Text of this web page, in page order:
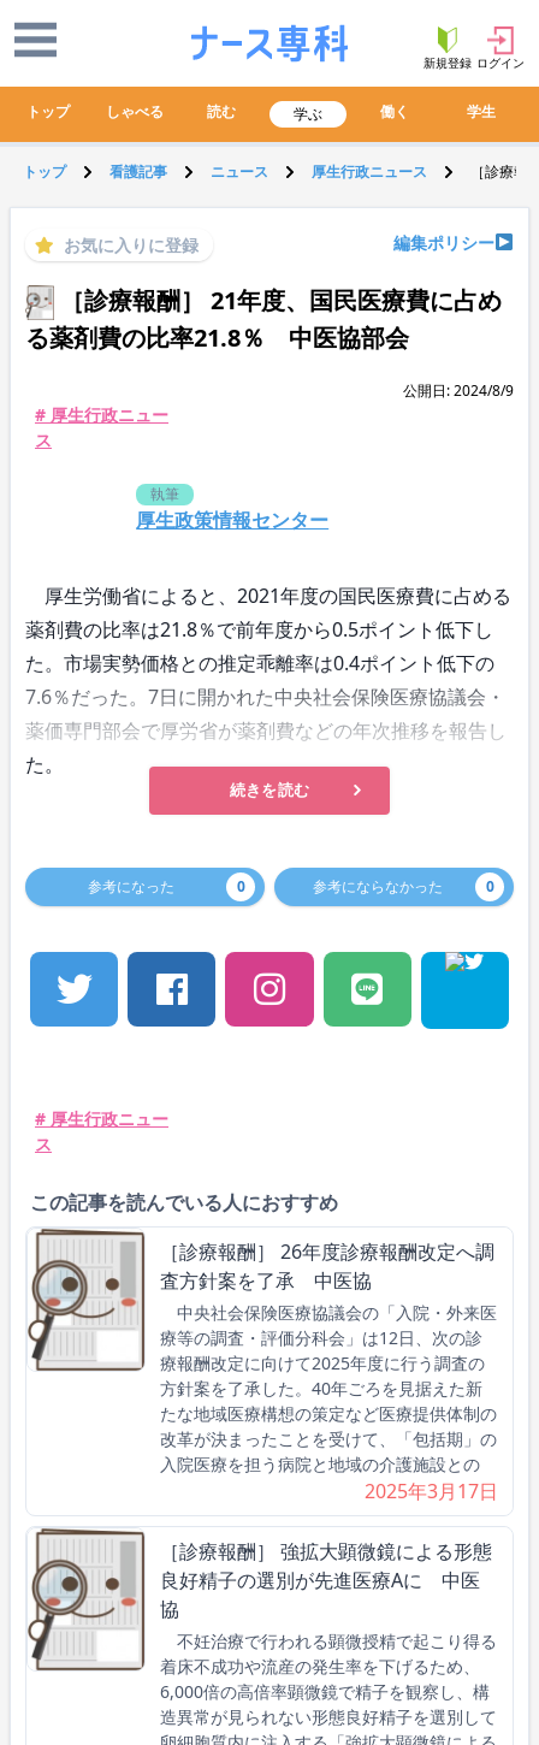
新規登録 ログイン
トップ しゃべる 読む 学ぶ 働く 学生
トップ 看護記事 ニュース 厚生行政ニュース ［診療
お気に入りに登録 編集ポリシー
［診療報酬］ 21年度、国民医療費に占め
る薬剤費の比率21.8％ 中医協部会
公開日: 2024/8/9
# 厚生行政ニュー
ス
執筆
厚生政策情報センター
厚生労働省によると、2021年度の国民医療費に占める
薬剤費の比率は21.8％で前年度から0.5ポイント低下し
た。市場実勢価格との推定乖離率は0.4ポイント低下の
7.6％だった。7日に開かれた中央社会保険医療協議会・
薬価専門部会で厚労省が薬剤費などの年次推移を報告し
た。
続きを読む
参考になった 0 参考にならなかった 0
# 厚生行政ニュー
ス
この記事を読んでいる人におすすめ
［診療報酬］ 26年度診療報酬改定へ調
査方針案を了承 中医協
中央社会保険医療協議会の「入院・外来医
療等の調査・評価分科会」は12日、次の診
療報酬改定に向けて2025年度に行う調査の
方針案を了承した。40年ごろを見据えた新
たな地域医療構想の策定など医療提供体制の
改革が決まったことを受けて、「包括期」の
入院医療を担う病院と地域の介護施設との
2025年3月17日
［診療報酬］ 強拡大顕微鏡による形態
良好精子の選別が先進医療Aに 中医
協
不妊治療で行われる顕微授精で起こり得る
着床不成功や流産の発生率を下げるため、
6,000倍の高倍率顕微鏡で精子を観察し、構
造異常が見られない形態良好精子を選別して